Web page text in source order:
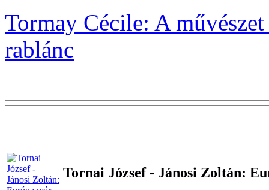
Tormay Cécile: A
rablánc
Tornai József - Jánosi Zoltán: